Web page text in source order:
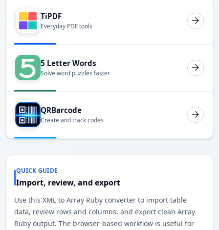
TiPDF
Everyday PDF tools
5 Letter Words
Solve word puzzles faster
QRBarcode
Create and track codes
QUICK GUIDE
Import, review, and export
Use this XML to Array Ruby converter to import table
data, review rows and columns, and export clean Array
Ruby output. The browser-based workflow is useful for